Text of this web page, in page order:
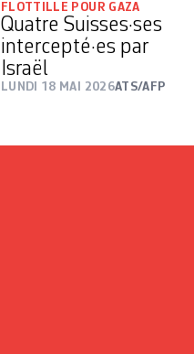
FLOTTILLE POUR GAZA
Quatre Suisses·ses
intercepté·es par
Israël
LUNDI 18 MAI 2026ATS/AFP